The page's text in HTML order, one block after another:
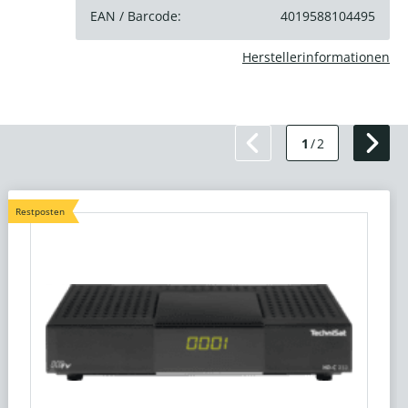
EAN / Barcode:
4019588104495
Herstellerinformationen
1 /2
Restposten